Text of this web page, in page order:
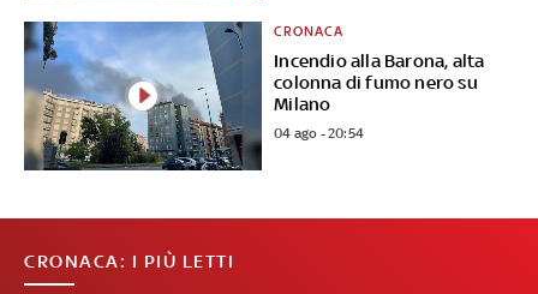
Incendio alla Barona, alta
colonna di fumo nero su
Milano
CRONACA
04 ago - 20:54
CRONACA: I PIÙ LETTI